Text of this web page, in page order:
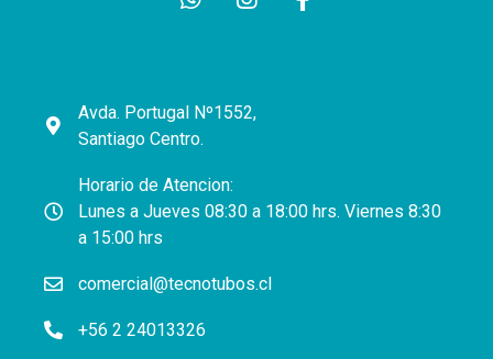
Avda. Portugal Nº1552,
Santiago Centro.
Horario de Atencion:
Lunes a Jueves 08:30 a 18:00 hrs. Viernes 8:30
a 15:00 hrs
comercial@tecnotubos.cl
+56 2 24013326